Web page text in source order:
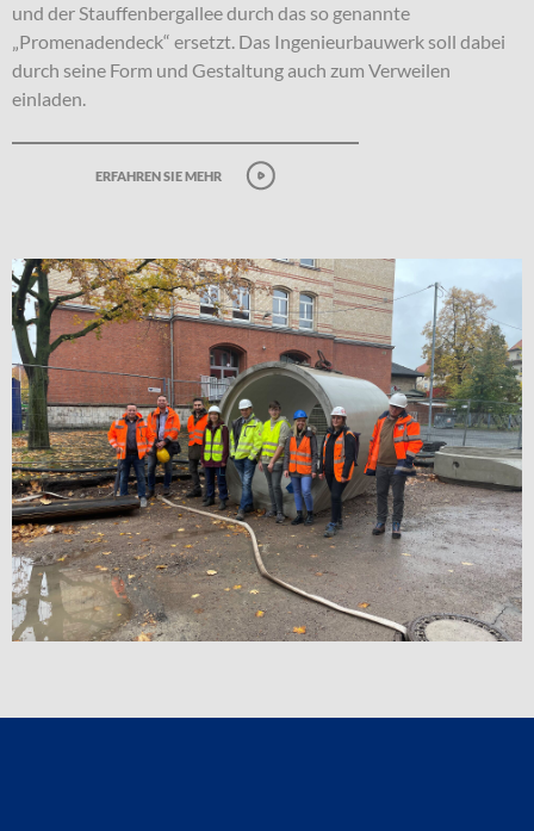
und der Stauffenbergallee durch das so genannte
„Promenadendeck“ ersetzt. Das Ingenieurbauwerk soll dabei
durch seine Form und Gestaltung auch zum Verweilen
einladen.
erfahren sie mehr